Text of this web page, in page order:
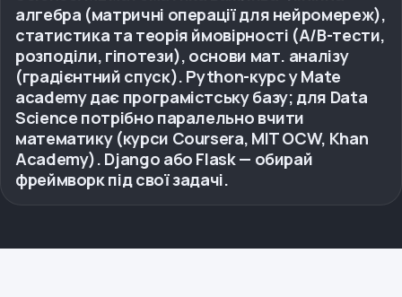
алгебра (матричні операції для нейромереж),
статистика та теорія ймовірності (A/B-тести,
розподіли, гіпотези), основи мат. аналізу
(градієнтний спуск). Python-курс у Mate
academy дає програмістську базу; для Data
Science потрібно паралельно вчити
математику (курси Coursera, MIT OCW, Khan
Academy). Django або Flask — обирай
фреймворк під свої задачі.